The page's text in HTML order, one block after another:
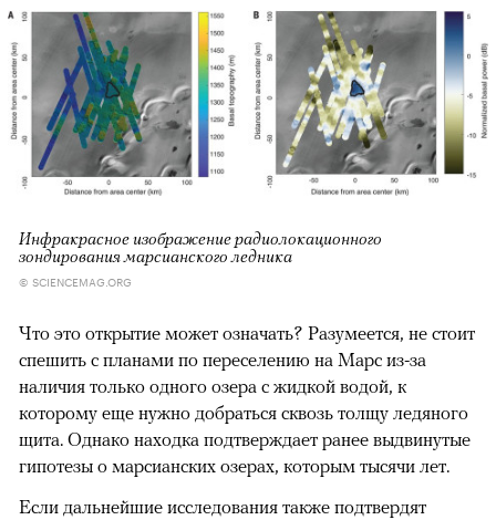
Инфракрасное изображение радиолокационного
зондирования марсианского ледника
© SCIENCEMAG.ORG
Что это открытие может означать? Разумеется, не стоит
спешить с планами по переселению на Марс из-за
наличия только одного озера с жидкой водой, к
которому еще нужно добраться сквозь толщу ледяного
щита. Однако находка подтверждает ранее выдвинутые
гипотезы о марсианских озерах, которым тысячи лет.
Если дальнейшие исследования также подтвердят